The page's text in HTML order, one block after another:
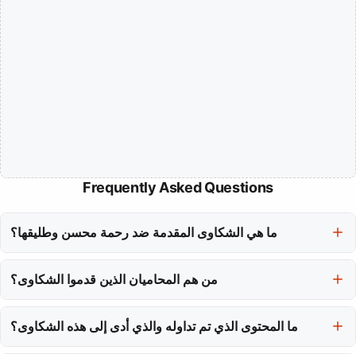
Frequently Asked Questions
ما هي الشكاوى المقدمة ضد رحمة محسن وطليقها؟
بالترويج للرذيلة والفجور، وانتهاك المبادئ الأخلاقية والدينية، وذلك بناءً على
من هم المحاميان الذين قدموا الشكاوى؟
الششتاوي، وقد قاما بتقديم هذه الشكاوى إلى النائب العام.
ما المحتوى الذي تم تداوله والذي أدى إلى هذه الشكاوى؟